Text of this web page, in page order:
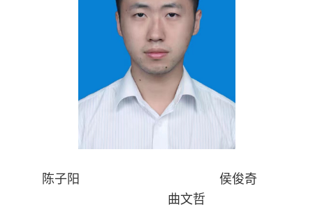
陈子阳 侯俊奇
曲文哲